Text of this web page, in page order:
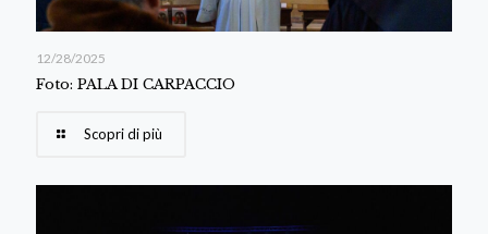
12/28/2025
Foto: PALA DI CARPACCIO
Scopri di più